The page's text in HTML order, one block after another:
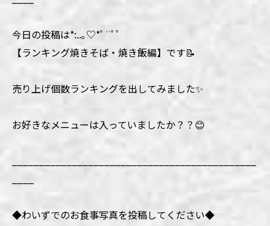
今日の投稿は*:..｡♡*ﾟ¨ﾟﾟ
【ランキング焼きそば・焼き飯編】です📝
売り上げ個数ランキングを出してみました✨
お好きなメニューは入っていましたか？？😊
◆わいずでのお食事写真を投稿してください◆